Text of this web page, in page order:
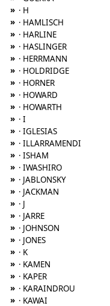
» · H
» · HAMLISCH
» · HARLINE
» · HASLINGER
» · HERRMANN
» · HOLDRIDGE
» · HORNER
» · HOWARD
» · HOWARTH
» · I
» · IGLESIAS
» · ILLARRAMENDI
» · ISHAM
» · IWASHIRO
» · JABLONSKY
» · JACKMAN
» · J
» · JARRE
» · JOHNSON
» · JONES
» · K
» · KAMEN
» · KAPER
» · KARAINDROU
» · KAWAI